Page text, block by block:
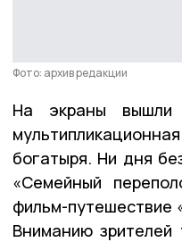
Фото: архив редакции
На экраны вышли
богатыря. Ни дня
«Семейный
фильм-путешествие
Вниманию зрителей